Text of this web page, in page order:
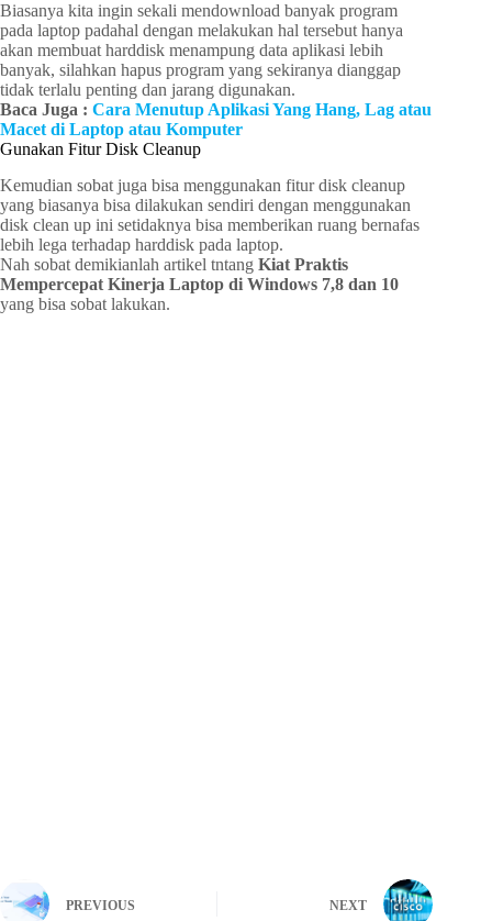
Biasanya kita ingin sekali mendownload banyak program
pada laptop padahal dengan melakukan hal tersebut hanya
akan membuat harddisk menampung data aplikasi lebih
banyak, silahkan hapus program yang sekiranya dianggap
tidak terlalu penting dan jarang digunakan.
Baca Juga : Cara Menutup Aplikasi Yang Hang, Lag atau
Macet di Laptop atau Komputer
Gunakan Fitur Disk Cleanup
Kemudian sobat juga bisa menggunakan fitur disk cleanup
yang biasanya bisa dilakukan sendiri dengan menggunakan
disk clean up ini setidaknya bisa memberikan ruang bernafas
lebih lega terhadap harddisk pada laptop.
Nah sobat demikianlah artikel tntang Kiat Praktis
Mempercepat Kinerja Laptop di Windows 7,8 dan 10
yang bisa sobat lakukan.
PREVIOUS NEXT